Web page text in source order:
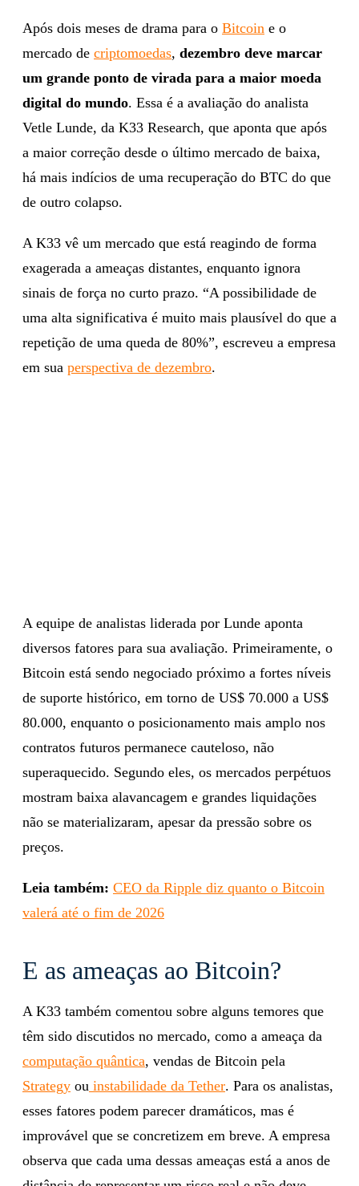
Após dois meses de drama para o Bitcoin e o
mercado de criptomoedas, dezembro deve marcar
um grande ponto de virada para a maior moeda
digital do mundo. Essa é a avaliação do analista
Vetle Lunde, da K33 Research, que aponta que após
a maior correção desde o último mercado de baixa,
há mais indícios de uma recuperação do BTC do que
de outro colapso.
A K33 vê um mercado que está reagindo de forma
exagerada a ameaças distantes, enquanto ignora
sinais de força no curto prazo. “A possibilidade de
uma alta significativa é muito mais plausível do que a
repetição de uma queda de 80%”, escreveu a empresa
em sua perspectiva de dezembro.
A equipe de analistas liderada por Lunde aponta
diversos fatores para sua avaliação. Primeiramente, o
Bitcoin está sendo negociado próximo a fortes níveis
de suporte histórico, em torno de US$ 70.000 a US$
80.000, enquanto o posicionamento mais amplo nos
contratos futuros permanece cauteloso, não
superaquecido. Segundo eles, os mercados perpétuos
mostram baixa alavancagem e grandes liquidações
não se materializaram, apesar da pressão sobre os
preços.
Leia também: CEO da Ripple diz quanto o Bitcoin
valerá até o fim de 2026
E as ameaças ao Bitcoin?
A K33 também comentou sobre alguns temores que
têm sido discutidos no mercado, como a ameaça da
computação quântica, vendas de Bitcoin pela
Strategy ou instabilidade da Tether. Para os analistas,
esses fatores podem parecer dramáticos, mas é
improvável que se concretizem em breve. A empresa
observa que cada uma dessas ameaças está a anos de